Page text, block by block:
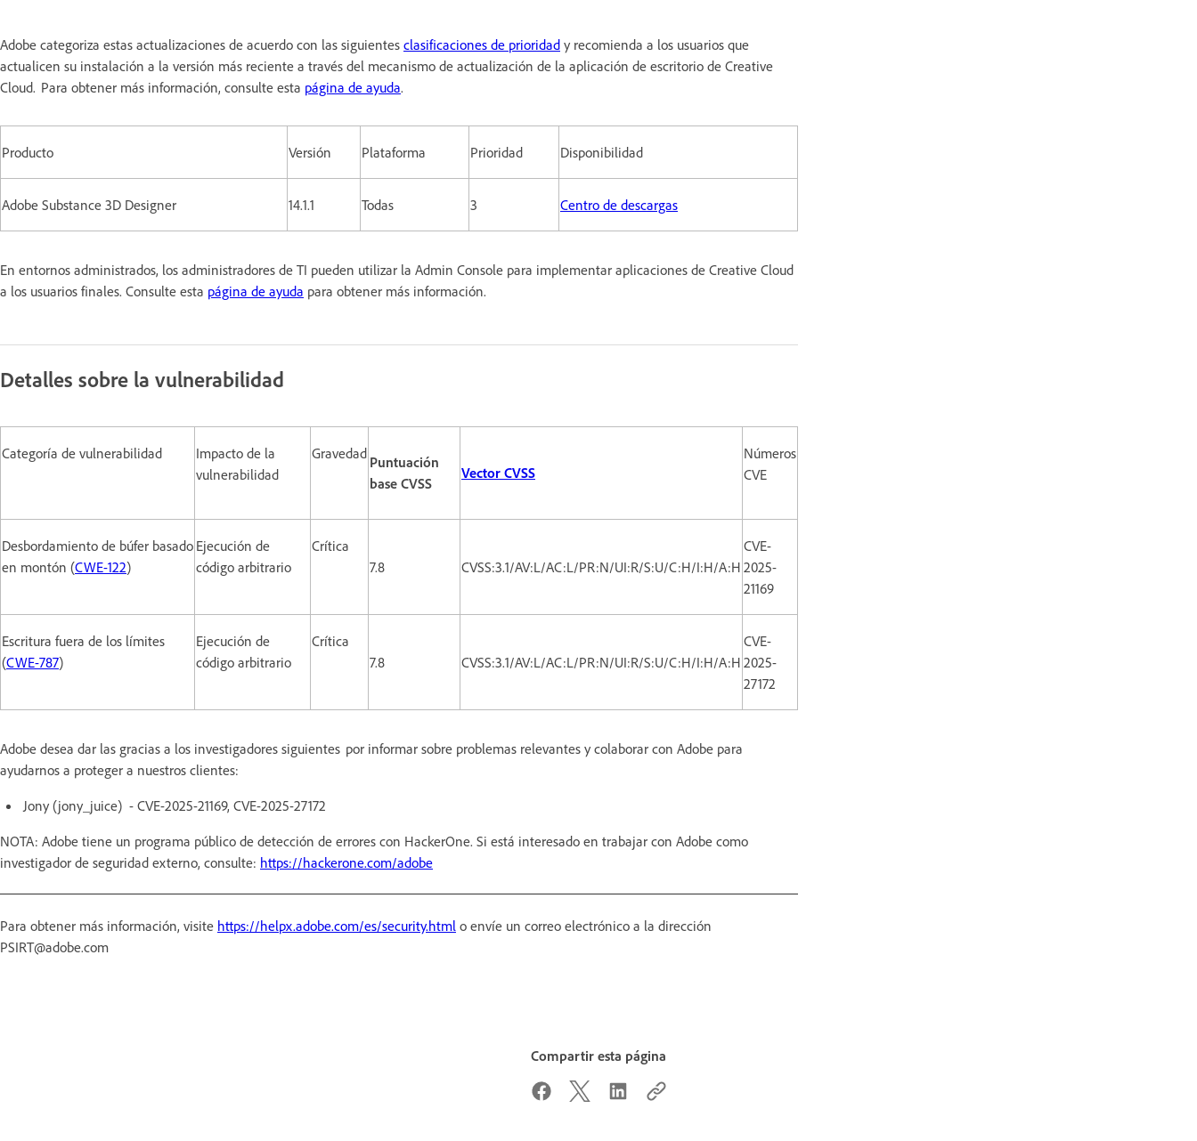
Adobe categoriza estas actualizaciones de acuerdo con las siguientes clasificaciones de prioridad y recomienda a los usuarios que
actualicen su instalación a la versión más reciente a través del mecanismo de actualización de la aplicación de escritorio de Creative
Cloud. Para obtener más información, consulte esta página de ayuda.
Producto Versión Plataforma Prioridad Disponibilidad
Adobe Substance 3D Designer 14.1.1 Todas 3 Centro de descargas
En entornos administrados, los administradores de TI pueden utilizar la Admin Console para implementar aplicaciones de Creative Cloud
a los usuarios finales. Consulte esta página de ayuda para obtener más información.
Detalles sobre la vulnerabilidad
Categoría de vulnerabilidad
Impacto de la
vulnerabilidad
Gravedad Puntuación
base CVSS
Vector CVSS
Números
CVE
Desbordamiento de búfer basado
en montón (CWE-122)
Ejecución de
código arbitrario
Crítica
7.8
CVSS:3.1/AV:L/AC:L/PR:N/UI:R/S:U/C:H/I:H/A:H
CVE-
2025-
21169
Escritura fuera de los límites
(CWE-787)
Ejecución de
código arbitrario
Crítica
7.8
CVSS:3.1/AV:L/AC:L/PR:N/UI:R/S:U/C:H/I:H/A:H
CVE-
2025-
27172
Adobe desea dar las gracias a los investigadores siguientes por informar sobre problemas relevantes y colaborar con Adobe para
ayudarnos a proteger a nuestros clientes:
Jony (jony_juice) - CVE-2025-21169, CVE-2025-27172
NOTA: Adobe tiene un programa público de detección de errores con HackerOne. Si está interesado en trabajar con Adobe como
investigador de seguridad externo, consulte: https://hackerone.com/adobe
Para obtener más información, visite https://helpx.adobe.com/es/security.html o envíe un correo electrónico a la dirección
PSIRT@adobe.com
Compartir esta página